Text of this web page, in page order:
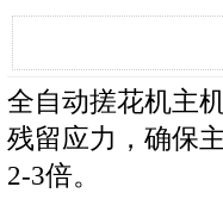
全自动搓花机主
残留应力，确保
2-3倍。